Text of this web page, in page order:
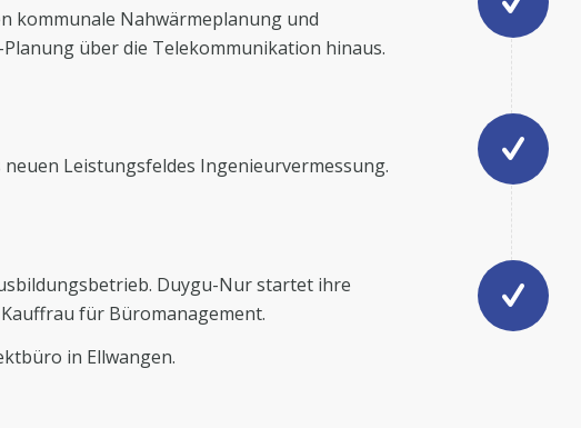
kommunale Nahwärmeplanung und
über die Telekommunikation hinaus.
neuen Leistungsfeldes Ingenieurvermessung.
Duygu-Nur startet ihre
für Büromanagement.
in Ellwangen.